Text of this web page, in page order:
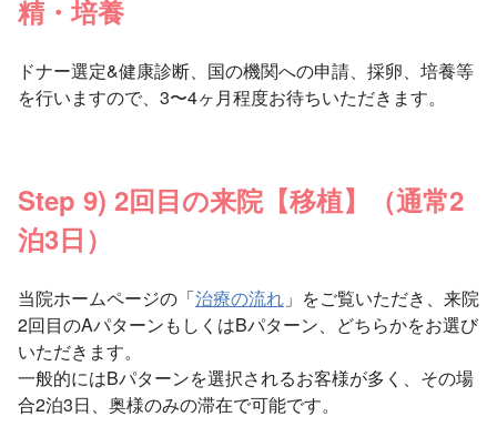
精・培養
ドナー選定&健康診断、国の機関への申請、採卵、培養等
を行いますので、3〜4ヶ月程度お待ちいただきます。
Step 9) 2回目の来院【移植】（通常2
泊3日）
当院ホームページの「治療の流れ 」をご覧いただき、来院
2回目のAパターンもしくはBパターン、どちらかをお選び
いただきます。
一般的にはBパターンを選択されるお客様が多く、その場
合2泊3日、奥様のみの滞在で可能です。